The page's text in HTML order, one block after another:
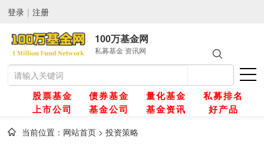
登录 | 注册
100万基金网
私募基金 资讯网
股票基金 债券基金 量化基金
私募排名
上市公司
基金公司 基金资讯 好产品
当前位置： 网站首页 >投资策略